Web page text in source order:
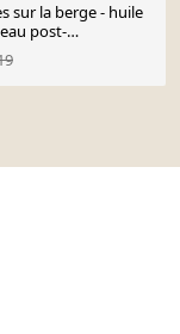
sur la berge - huile
post-